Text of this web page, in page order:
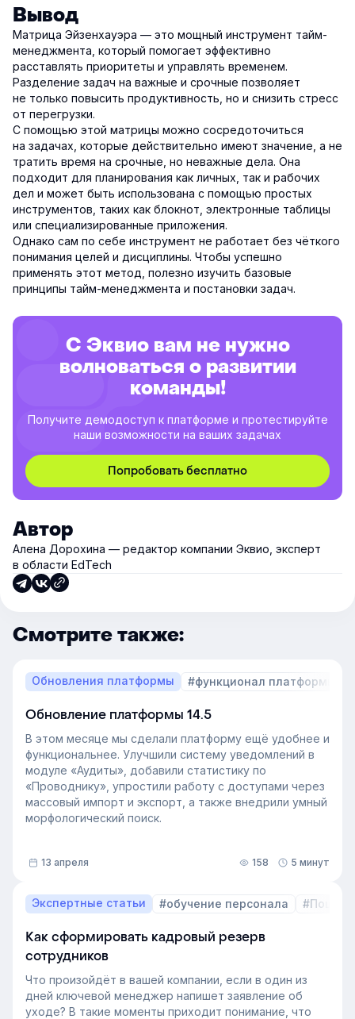
Вывод
Матрица Эйзенхауэра — это мощный инструмент тайм-
менеджмента, который помогает эффективно
расставлять приоритеты и управлять временем.
Разделение задач на важные и срочные позволяет
не только повысить продуктивность, но и снизить стресс
от перегрузки.
С помощью этой матрицы можно сосредоточиться
на задачах, которые действительно имеют значение, а не
тратить время на срочные, но неважные дела. Она
подходит для планирования как личных, так и рабочих
дел и может быть использована с помощью простых
инструментов, таких как блокнот, электронные таблицы
или специализированные приложения.
Однако сам по себе инструмент не работает без чёткого
понимания целей и дисциплины. Чтобы успешно
применять этот метод, полезно изучить базовые
принципы тайм-менеджмента и постановки задач.
С Эквио вам не нужно
волноваться о развитии
команды!
Получите демодоступ к платформе и протестируйте
наши возможности на ваших задачах
Попробовать бесплатно
Автор
Алена Дорохина — редактор компании Эквио, эксперт
в области EdTech
Смотрите также:
Обновления платформы #функционал платформы
Обновление платформы 14.5
В этом месяце мы сделали платформу ещё удобнее и
функциональнее. Улучшили систему уведомлений в
модуле «Аудиты», добавили статистику по
«Проводнику», упростили работу с доступами через
массовый импорт и экспорт, а также внедрили умный
морфологический поиск.
13 апреля 158 5 минут
Экспертные статьи #обучение персонала
Как сформировать кадровый резерв
сотрудников
Что произойдёт в вашей компании, если в один из
дней ключевой менеджер напишет заявление об
уходе? В такие моменты приходит понимание, что